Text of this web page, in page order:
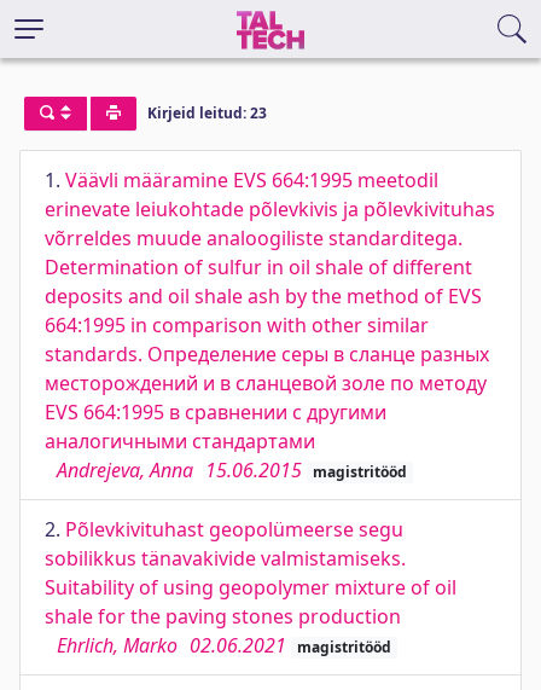
Kirjeid leitud: 23
1. Väävli määramine EVS 664:1995 meetodil
erinevate leiukohtade põlevkivis ja põlevkivituhas
võrreldes muude analoogiliste standarditega.
Determination of sulfur in oil shale of different
deposits and oil shale ash by the method of EVS
664:1995 in comparison with other similar
standards. Определение серы в сланце разных
месторождений и в сланцевой золе по методу
EVS 664:1995 в сравнении с другими
аналогичными стандартами
Andrejeva, Anna 15.06.2015 magistritööd
2. Põlevkivituhast geopolümeerse segu
sobilikkus tänavakivide valmistamiseks.
Suitability of using geopolymer mixture of oil
shale for the paving stones production
Ehrlich, Marko 02.06.2021 magistritööd